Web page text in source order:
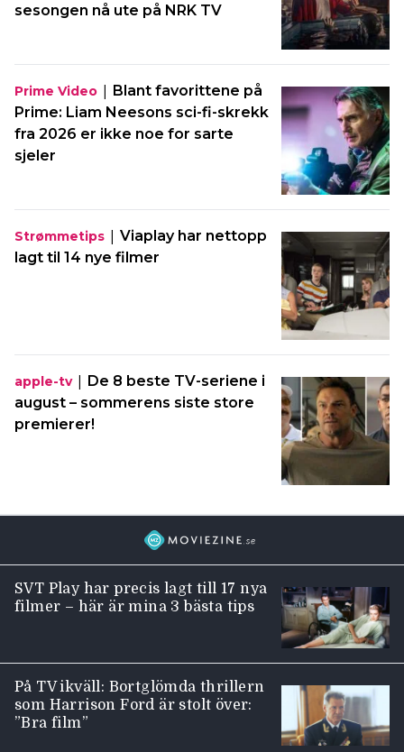
sesongen nå ute på NRK TV
Prime Video | Blant favorittene på
Prime: Liam Neesons sci-fi-skrekk
fra 2026 er ikke noe for sarte
sjeler
Strømmetips | Viaplay har nettopp
lagt til 14 nye filmer
apple-tv| De 8 beste TV-seriene i
august – sommerens siste store
premierer!
SVT Play har precis lagt till 17 nya
filmer – här är mina 3 bästa tips
På TV ikväll: Bortglömda thrillern
som Harrison Ford är stolt över:
”Bra film”